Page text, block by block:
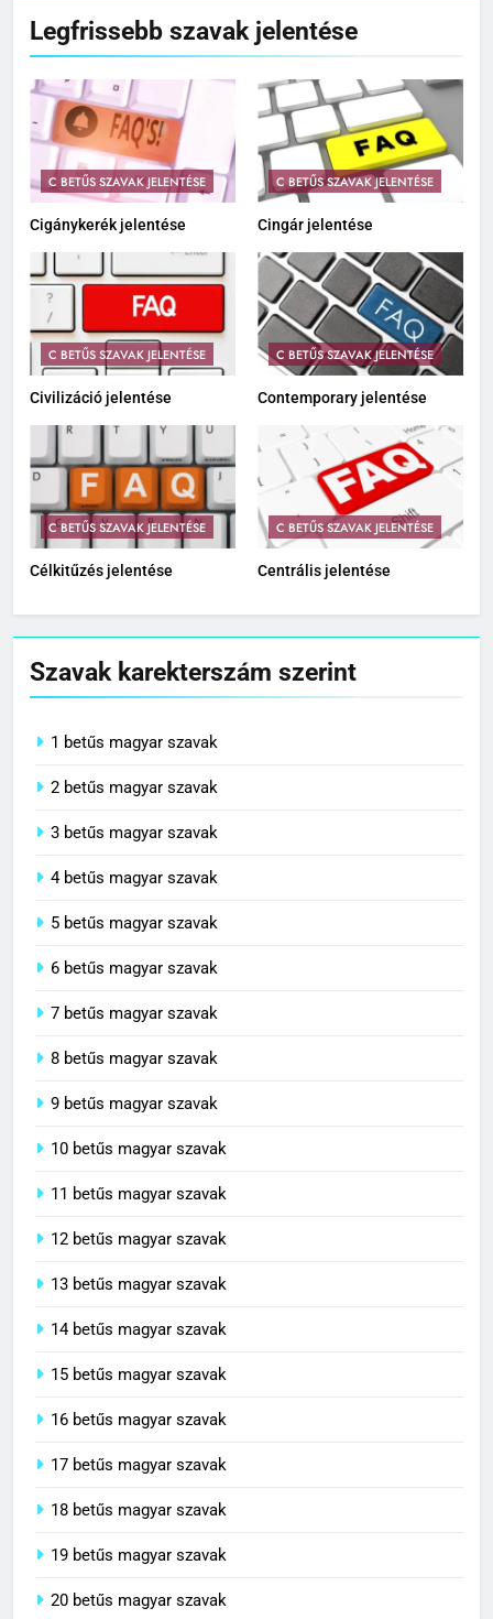
Legfrissebb szavak jelentése
C BETŰS SZAVAK JELENTÉSE
Cigánykerék jelentése
C BETŰS SZAVAK JELENTÉSE
Cingár jelentése
C BETŰS SZAVAK JELENTÉSE
Civilizáció jelentése
C BETŰS SZAVAK JELENTÉSE
Contemporary jelentése
C BETŰS SZAVAK JELENTÉSE
Célkitűzés jelentése
C BETŰS SZAVAK JELENTÉSE
Centrális jelentése
Szavak karekterszám szerint
1 betűs magyar szavak
2 betűs magyar szavak
3 betűs magyar szavak
4 betűs magyar szavak
5 betűs magyar szavak
6 betűs magyar szavak
7 betűs magyar szavak
8 betűs magyar szavak
9 betűs magyar szavak
10 betűs magyar szavak
11 betűs magyar szavak
12 betűs magyar szavak
13 betűs magyar szavak
14 betűs magyar szavak
15 betűs magyar szavak
16 betűs magyar szavak
17 betűs magyar szavak
18 betűs magyar szavak
19 betűs magyar szavak
20 betűs magyar szavak